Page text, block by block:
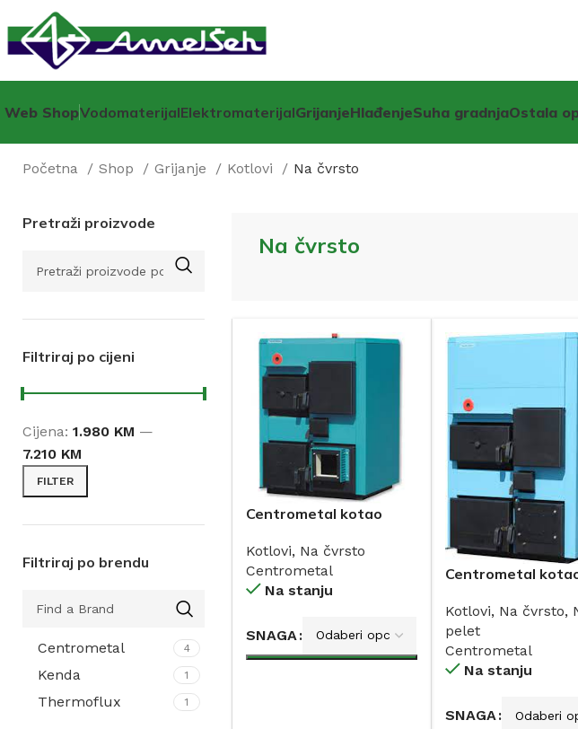
Web ShopVodomaterijalElektromaterijalGrijanjeHlađenjeSuha gradnjaOstala
Početna Shop Grijanje Kotlovi Na čvrsto
Pretraži proizvode
Filtriraj po cijeni
FILTER
Cijena: 1.980 KM —
7.210 KM
Filtriraj po brendu
Centrometal 4
Kenda 1
Thermoflux 1
Na čvrsto
Centrometal kotao
50kW
Kotlovi, Na čvrsto
Centrometal
Na stanju
SNAGA
Centrometal
bojlerom 25 i
Kotlovi, Na čvrsto,
pelet
Centrometal
Na stanju
SNAGA